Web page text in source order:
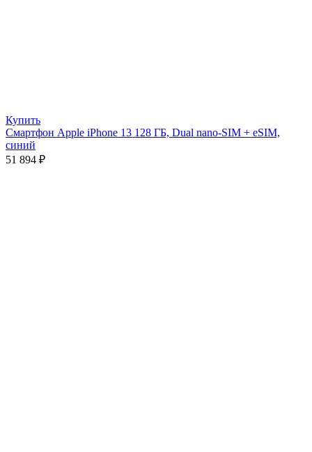
Купить
Смартфон Apple iPhone 13 128 ГБ, Dual nano-SIM + eSIM,
синий
51 894 ₽